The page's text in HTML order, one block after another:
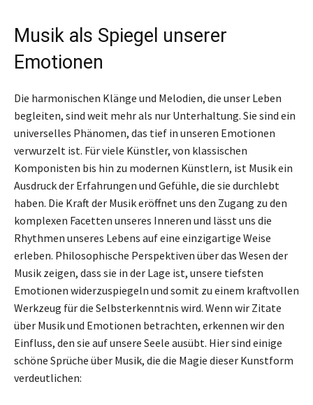
Musik als Spiegel unserer
Emotionen
Die harmonischen Klänge und Melodien, die unser Leben
begleiten, sind weit mehr als nur Unterhaltung. Sie sind ein
universelles Phänomen, das tief in unseren Emotionen
verwurzelt ist. Für viele Künstler, von klassischen
Komponisten bis hin zu modernen Künstlern, ist Musik ein
Ausdruck der Erfahrungen und Gefühle, die sie durchlebt
haben. Die Kraft der Musik eröffnet uns den Zugang zu den
komplexen Facetten unseres Inneren und lässt uns die
Rhythmen unseres Lebens auf eine einzigartige Weise
erleben. Philosophische Perspektiven über das Wesen der
Musik zeigen, dass sie in der Lage ist, unsere tiefsten
Emotionen widerzuspiegeln und somit zu einem kraftvollen
Werkzeug für die Selbsterkenntnis wird. Wenn wir Zitate
über Musik und Emotionen betrachten, erkennen wir den
Einfluss, den sie auf unsere Seele ausübt. Hier sind einige
schöne Sprüche über Musik, die die Magie dieser Kunstform
verdeutlichen: